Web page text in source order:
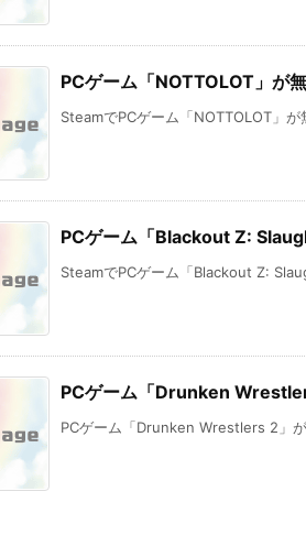
PCゲーム「NOTTOLOT」が無
SteamでPCゲーム「NOTTOLOT」
PCゲーム「Blackout Z:
SteamでPCゲーム「Blackout Z:
PCゲーム「Drunken
PCゲーム「Drunken Wrestlers 2」